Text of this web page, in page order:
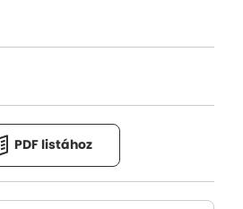
PDF listához